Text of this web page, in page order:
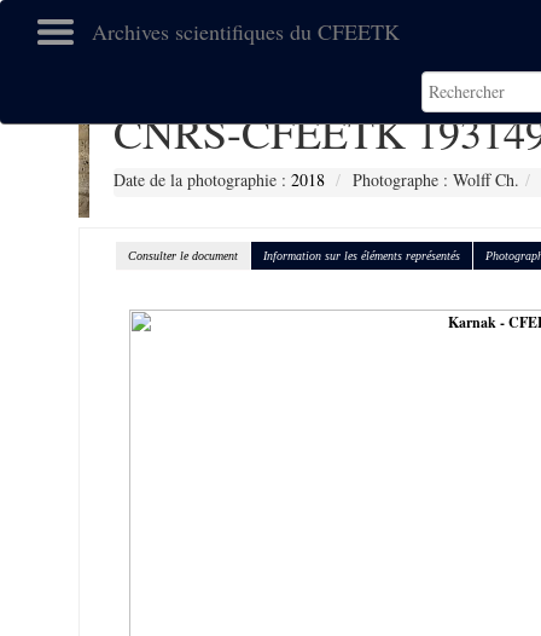
Archives scientifiques du CFEETK
CNRS-CFEETK
Date de la photographie : 2018 Photographe : Wolff Ch.
Consulter le document Information sur les éléments représentés